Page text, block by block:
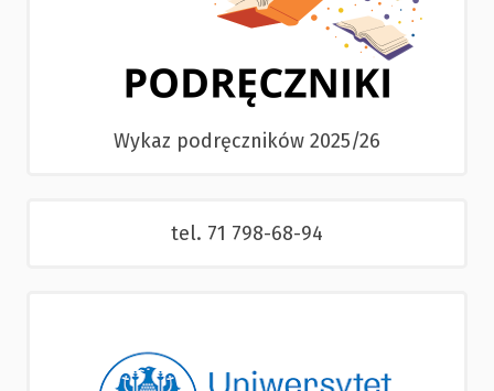
Wykaz podręczników 2025/26
tel. 71 798-68-94